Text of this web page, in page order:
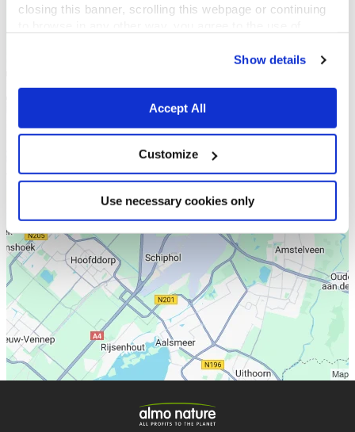
closing this banner, scrolling this webpage or continuing
Show details
Accept All
Customize
Use necessary cookies only